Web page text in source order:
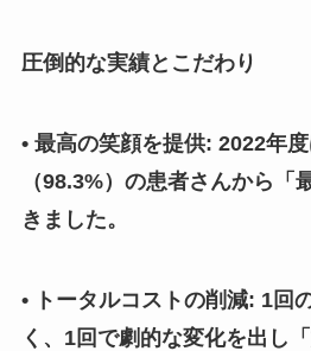
圧倒的な実績とこだわり
• 最高の笑顔を提供: 2022年
（98.3%）の患者さんから「
きました。
• トータルコストの削減: 1回
く、1回で劇的な変化を出し